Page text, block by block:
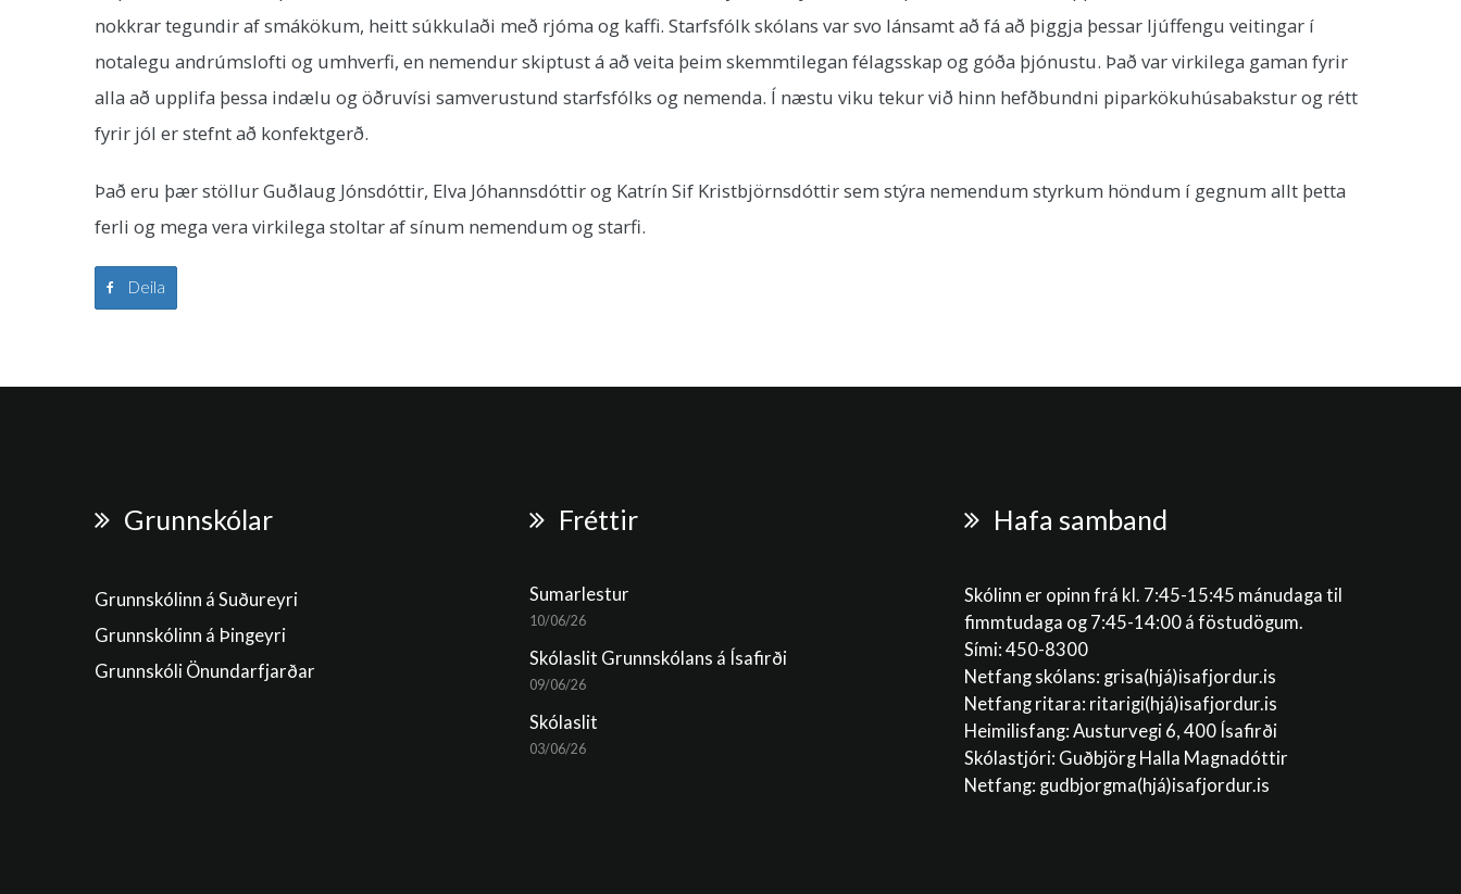
nokkrar tegundir af smákökum, heitt súkkulaði með rjóma og kaffi. Starfsfólk skólans var svo lánsamt að fá að þiggja þessar ljúffengu veitingar í
notalegu andrúmslofti og umhverfi, en nemendur skiptust á að veita þeim skemmtilegan félagsskap og góða þjónustu. Það var virkilega gaman fyrir
alla að upplifa þessa indælu og öðruvísi samverustund starfsfólks og nemenda. Í næstu viku tekur við hinn hefðbundni piparkökuhúsabakstur og rétt
fyrir jól er stefnt að konfektgerð.
Það eru þær stöllur Guðlaug Jónsdóttir, Elva Jóhannsdóttir og Katrín Sif Kristbjörnsdóttir sem stýra nemendum styrkum höndum í gegnum allt þetta
ferli og mega vera virkilega stoltar af sínum nemendum og starfi.
Deila
Grunnskólar
Grunnskólinn á Suðureyri
Grunnskólinn á Þingeyri
Grunnskóli Önundarfjarðar
Fréttir
Sumarlestur
10/06/26
Skólaslit Grunnskólans á Ísafirði
09/06/26
Skólaslit
03/06/26
Hafa samband
Skólinn er opinn frá kl. 7:45-15:45 mánudaga til
fimmtudaga og 7:45-14:00 á föstudögum.
Sími: 450-8300
Netfang skólans: grisa(hjá)isafjordur.is
Netfang ritara: ritarigi(hjá)isafjordur.is
Heimilisfang: Austurvegi 6, 400 Ísafirði
Skólastjóri: Guðbjörg Halla Magnadóttir
Netfang: gudbjorgma(hjá)isafjordur.is